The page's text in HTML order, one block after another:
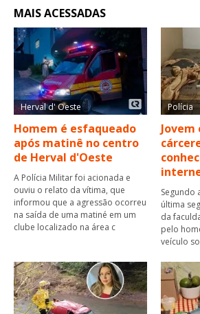
MAIS ACESSADAS
Herval d' Oeste
Homem é esfaqueado
após matinê no centro
de Herval d'Oeste
A Polícia Militar foi acionada e
ouviu o relato da vítima, que
informou que a agressão ocorreu
na saída de uma matiné em um
clube localizado na área c
Polícia
Segundo
última
da
pelo
veículo